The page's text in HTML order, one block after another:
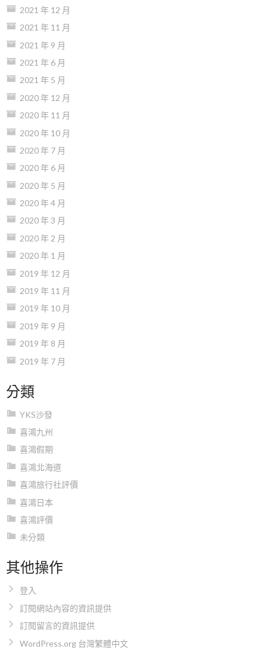
2021 年 12 月
2021 年 11 月
2021 年 9 月
2021 年 6 月
2021 年 5 月
2020 年 12 月
2020 年 11 月
2020 年 10 月
2020 年 7 月
2020 年 6 月
2020 年 5 月
2020 年 4 月
2020 年 3 月
2020 年 2 月
2020 年 1 月
2019 年 12 月
2019 年 11 月
2019 年 10 月
2019 年 9 月
2019 年 8 月
2019 年 7 月
分類
YKS沙發
喜鴻九州
喜鴻假期
喜鴻北海道
喜鴻旅行社評價
喜鴻日本
喜鴻評價
未分類
其他操作
登入
訂閱網站內容的資訊提供
訂閱留言的資訊提供
WordPress.org 台灣繁體中文